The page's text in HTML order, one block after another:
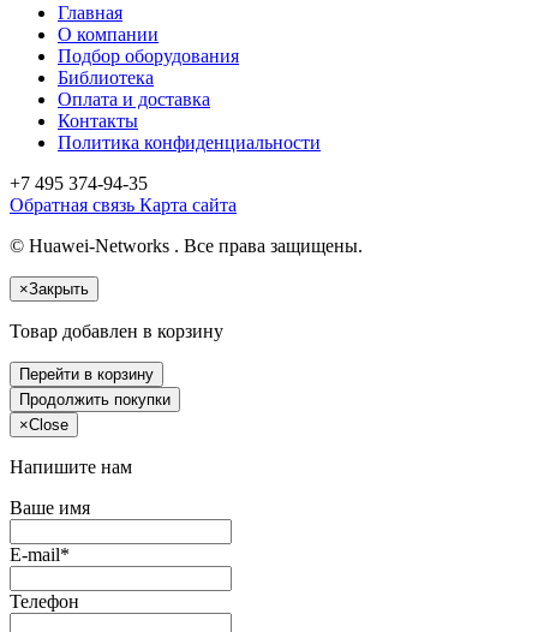
Главная
О компании
Подбор оборудования
Библиотека
Оплата и доставка
Контакты
Политика конфиденциальности
+7 495 374-94-35
Обратная связь Карта сайта
© Huawei-Networks . Все права защищены.
×Закрыть
Товар добавлен в корзину
Перейти в корзину
Продолжить покупки
×Close
Напишите нам
Ваше имя
E-mail*
Телефон